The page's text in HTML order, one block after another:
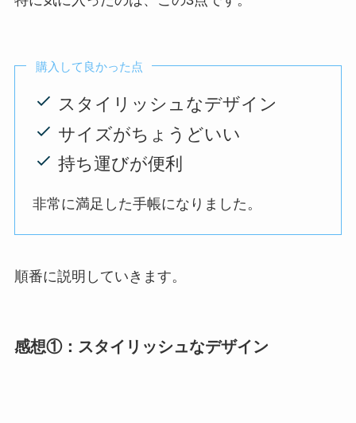
購入して良かった点
スタイリッシュなデザイン
サイズがちょうどいい
持ち運びが便利
非常に満足した手帳になりました。
順番に説明していきます。
感想①：スタイリッシュなデザイン